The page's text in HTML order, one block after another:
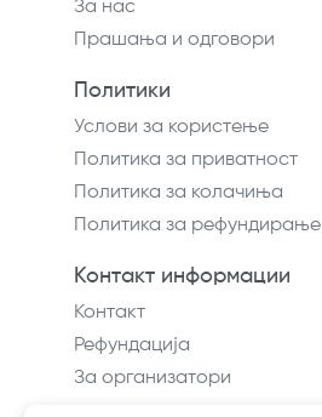
За нас
Прашања и одговори
Политики
Услови за користење
Политика за приватност
Политика за колачиња
Политика за рефундирање
Контакт информации
Контакт
Рефундација
За организатори